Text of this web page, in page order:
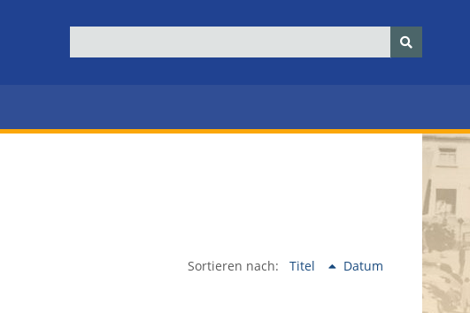
Sortieren nach: Titel Datum